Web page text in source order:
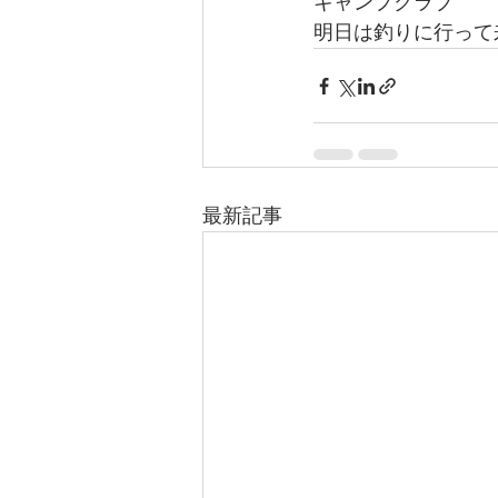
明日は釣りに行っ
最新記事